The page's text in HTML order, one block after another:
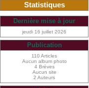
Statistiques
Dernière mise à jour
jeudi 16 juillet 2026
Publication
110 Articles
Aucun album photo
4 Brèves
Aucun site
2 Auteurs